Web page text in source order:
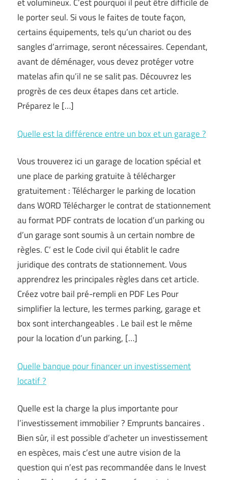
le porter seul. Si vous le faites de toute façon,
certains équipements, tels qu’un chariot ou des
sangles d’arrimage, seront nécessaires. Cependant,
avant de déménager, vous devez protéger votre
matelas afin qu’il ne se salit pas. Découvrez les
progrès de ces deux étapes dans cet article.
Préparez le […]
Quelle est la différence entre un box et un garage ?
Vous trouverez ici un garage de location spécial et
une place de parking gratuite à télécharger
gratuitement : Télécharger le parking de location
dans WORD Télécharger le contrat de stationnement
au format PDF contrats de location d’un parking ou
d’un garage sont soumis à un certain nombre de
règles. C’ est le Code civil qui établit le cadre
juridique des contrats de stationnement. Vous
apprendrez les principales règles dans cet article.
Créez votre bail pré-rempli en PDF Les Pour
simplifier la lecture, les termes parking, garage et
box sont interchangeables . Le bail est le même
pour la location d’un parking, […]
Quelle banque pour financer un investissement
locatif ?
Quelle est la charge la plus importante pour
l’investissement immobilier ? Emprunts bancaires .
Bien sûr, il est possible d’acheter un investissement
en espèces, mais c’est une autre vision de la
question qui n’est pas recommandée dans le Invest